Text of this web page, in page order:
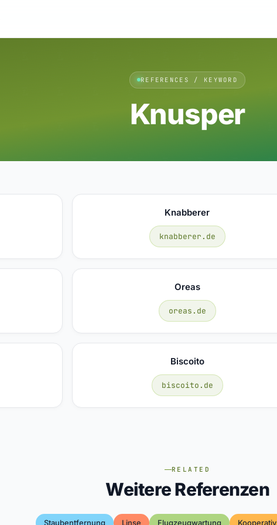
REFERENCES / KEYWORD
Knusper
Knabberer
knabberer.de
Oreas
oreas.de
Biscoito
biscoito.de
RELATED
Weitere Referenzen
Staubentfernung Linse Flugzeugwartung Kooperativ